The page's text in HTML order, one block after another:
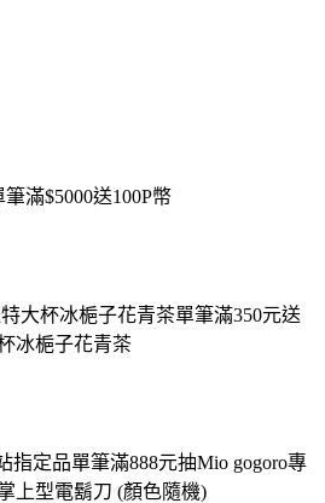
筆滿$5000送100P幣
大杯冰梔子花青茶單筆滿350元送
冰梔子花青茶
指定品單筆滿888元抽Mio gogoro專
上型電鬍刀 (顏色隨機)